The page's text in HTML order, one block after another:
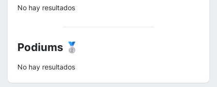
No hay resultados
Podiums 🥈
No hay resultados